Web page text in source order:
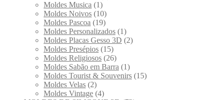
Moldes Musica (1)
Moldes Noivos (10)
Moldes Pascoa (19)
Moldes Personalizados (1)
Moldes Placas Gesso 3D (2)
Moldes Presépios (15)
Moldes Religiosos (26)
Moldes Sabão em Barra (1)
Moldes Tourist & Souvenirs (15)
Moldes Velas (2)
Moldes Vintage (4)